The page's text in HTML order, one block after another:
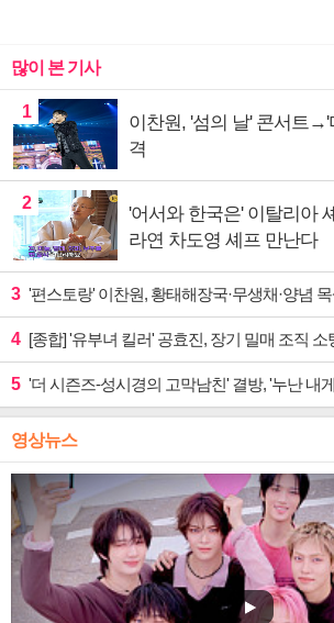
많이 본 기사
1
이찬원, '섬의 날' 콘서트→'
격
2
'어서와 한국은' 이탈리아
라연 차도영 셰프 만난다
3 '편스토랑' 이찬원, 황태해장국·무생채·양념 목살구
4 [종합] '유부녀 킬러' 공효진, 장기 밀매 조직 소탕…4
5 '더 시즌즈-성시경의 고막남친' 결방, '누난 내게 여
영상뉴스